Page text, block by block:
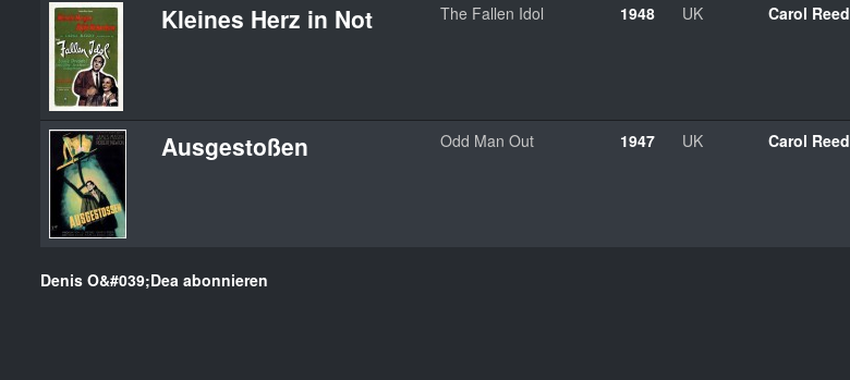
Kleines Herz in Not The Fallen Idol 1948 UK Carol Reed
Ausgestoßen Odd Man Out 1947 UK Carol Reed
Denis O&#039;Dea abonnieren